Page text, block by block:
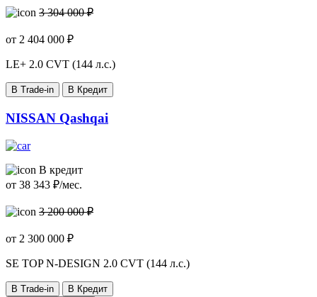
3 304 000 ₽
от 2 404 000 ₽
LE+ 2.0 CVT (144 л.с.)
В Trade-in В Кредит
NISSAN Qashqai
В кредит
от 38 343 ₽/мес.
3 200 000 ₽
от 2 300 000 ₽
SE TOP N-DESIGN 2.0 CVT (144 л.с.)
В Trade-in
В Кредит